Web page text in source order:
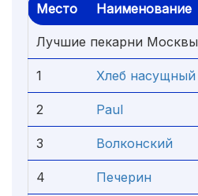
Место Наименование
Лучшие пекарни Москвы
1 Хлеб насущный
2 Paul
3 Волконский
4 Печерин